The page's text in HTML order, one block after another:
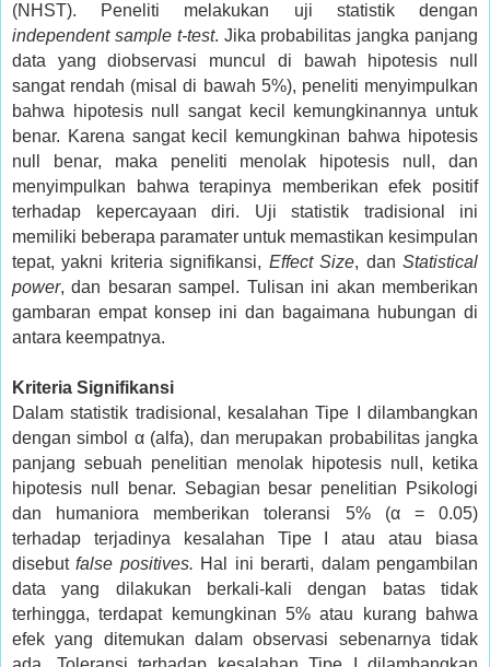
(NHST). Peneliti melakukan uji statistik dengan
independent sample t-test. Jika probabilitas jangka panjang
data yang diobservasi muncul di bawah hipotesis null
sangat rendah (misal di bawah 5%), peneliti menyimpulkan
bahwa hipotesis null sangat kecil kemungkinannya untuk
benar. Karena sangat kecil kemungkinan bahwa hipotesis
null benar, maka peneliti menolak hipotesis null, dan
menyimpulkan bahwa terapinya memberikan efek positif
terhadap kepercayaan diri. Uji statistik tradisional ini
memiliki beberapa paramater untuk memastikan kesimpulan
tepat, yakni kriteria signifikansi, Effect Size, danStatistical
power, dan besaran sampel. Tulisan ini akan memberikan
gambaran empat konsep ini dan bagaimana hubungan di
antara keempatnya.
Kriteria Signifikansi
Dalam statistik tradisional, kesalahan Tipe I dilambangkan
dengan simbol α (alfa), dan merupakan probabilitas jangka
panjang sebuah penelitian menolak hipotesis null, ketika
hipotesis null benar. Sebagian besar penelitian Psikologi
dan humaniora memberikan toleransi 5% (α = 0.05)
terhadap terjadinya kesalahan Tipe I atau atau biasa
disebutfalse positives. Hal ini berarti, dalam pengambilan
data yang dilakukan berkali-kali dengan batas tidak
terhingga, terdapat kemungkinan 5% atau kurang bahwa
efek yang ditemukan dalam observasi sebenarnya tidak